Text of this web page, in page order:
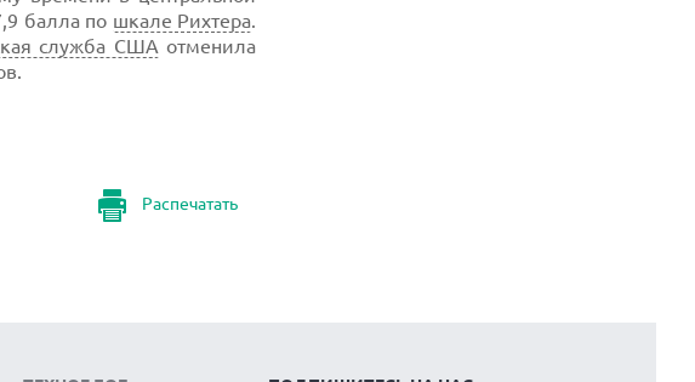
балла по шкале Рихтера.
служба США отменила
Распечатать